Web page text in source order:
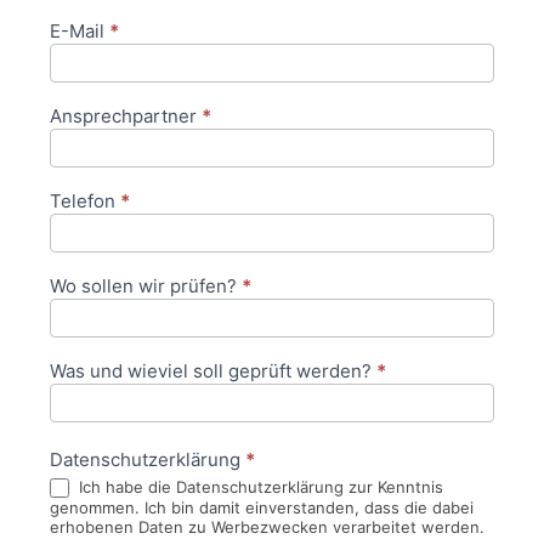
E-Mail *
Ansprechpartner *
Telefon *
Wo sollen wir prüfen? *
Was und wieviel soll geprüft werden? *
Datenschutzerklärung *
Ich habe die Datenschutzerklärung zur Kenntnis
genommen. Ich bin damit einverstanden, dass die dabei
erhobenen Daten zu Werbezwecken verarbeitet werden.